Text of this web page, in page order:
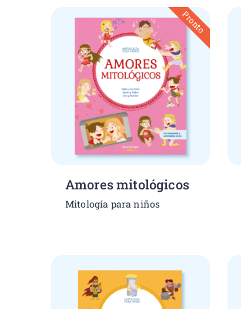
Pronto
Amores mitológicos
Mitología para niños